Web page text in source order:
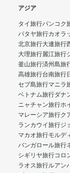
アジア
タイ旅行バンコク
パタヤ旅行カオラ
北京旅行大連旅行
大理旅行麗江旅行
釜山旅行済州島旅
高雄旅行台南旅行
セブ島旅行マニラ
ベトナム旅行ダナ
ニャチャン旅行ホ
マレーシア旅行ク
ランカウイ旅行ジ
マカオ旅行モルデ
バンガロール旅行
シギリヤ旅行コロ
ラオス旅行ルアン